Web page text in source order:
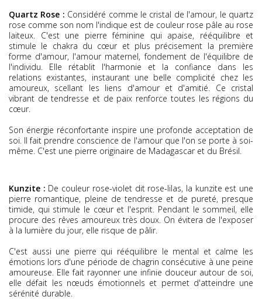
Quartz Rose : Considéré comme le cristal de l'amour, le quartz
rose comme son nom l'indique est de couleur rose pâle au rose
laiteux. C'est une pierre féminine qui apaise, rééquilibre et
stimule le chakra du cœur et plus précisement la première
forme d'amour, l'amour maternel, fondement de l'équilibre de
l'individu. Elle rétablit l'harmonie et la confiance dans les
relations existantes, instaurant une belle complicité chez les
amoureux, scellant les liens d'amour et d'amitié. Ce cristal
vibrant de tendresse et de paix renforce toutes les régions du
cœur.
Son énergie réconfortante inspire une profonde acceptation de
soi. Il fait prendre conscience de l'amour que l'on se porte à soi-
même. C'est une pierre originaire de Madagascar et du Brésil.
Kunzite : De couleur rose-violet dit rose-lilas, la kunzite est une
pierre romantique, pleine de tendresse et de pureté, presque
timide, qui stimule le cœur et l'esprit. Pendant le sommeil, elle
procure des rêves amoureux très doux. On évitera de l'exposer
à la lumière du jour, elle risque de pâlir.
C'est aussi une pierre qui rééquilibre le mental et calme les
émotions lors d'une période de chagrin consécutive à une peine
amoureuse. Elle fait rayonner une infinie douceur autour de soi,
elle défait les nœuds émotionnels et permet d'atteindre une
sérénité durable.